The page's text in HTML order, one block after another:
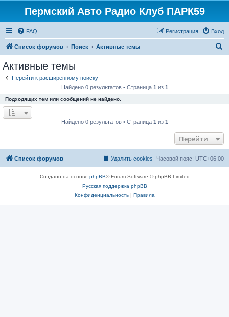
Пермский Авто Радио Клуб ПАРК59
FAQ Вход
Регистрация
Список форумов Поиск Активные темы
Активные темы
Перейти к расширенному поиску
Найдено 0 результатов • Страница 1 из 1
Подходящих тем или сообщений не найдено.
Найдено 0 результатов • Страница 1 из 1
Перейти
Список форумов Часовой пояс: UTC+06:00
Удалить cookies
Создано на основе phpBB® Forum Software © phpBB Limited
Русская поддержка phpBB
Конфиденциальность| Правила